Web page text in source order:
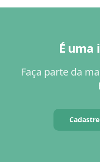
É uma
Faça parte da